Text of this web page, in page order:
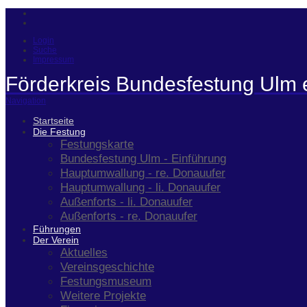
Login
Suche
Impressum
Förderkreis Bundesfestung Ulm
Navigation
Startseite
Die Festung
Festungskarte
Bundesfestung Ulm - Einführung
Hauptumwallung - re. Donauufer
Hauptumwallung - li. Donauufer
Außenforts - li. Donauufer
Außenforts - re. Donauufer
Führungen
Der Verein
Aktuelles
Vereinsgeschichte
Festungsmuseum
Weitere Projekte